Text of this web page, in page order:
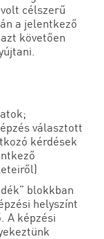
célszerű
a jelentkező
követően
választott
kérdések
blokkban
helyszínt
A képzési